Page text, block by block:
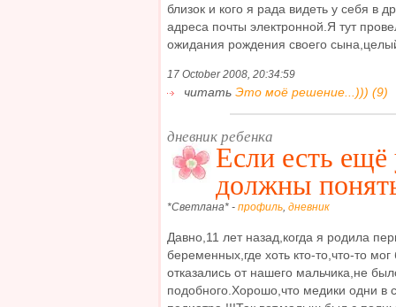
близок и кого я рада видеть у себя в
адреса почты электронной.Я тут
ожидания рождения своего
17 October 2008, 20:34:59
читать Это моё решение...))) (9)
дневник ребенка
Если есть
должны
*Светлана* - профиль, дневник
Давно,11 лет назад,когда я родила
беременных,где хоть кто-то,что-то
отказались от нашего мальчика,не
подобного.Хорошо,что медики одни в